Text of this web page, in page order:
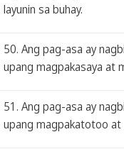
layunin sa buhay.
50. Ang pag-asa ay
upang magpakasaya at
51. Ang pag-asa ay
upang magpakatotoo at